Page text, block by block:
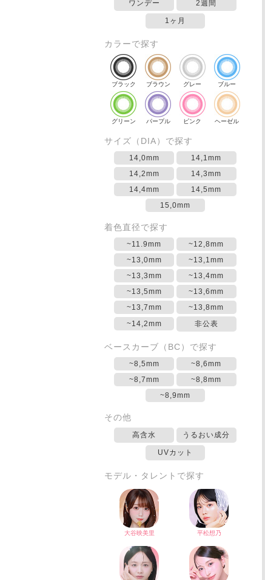
ワンデー 2週間
1ヶ月
カラーで探す
ブラック ブラウン グレー ブルー
グリーン パープル ピンク ヘーゼル
サイズ（DIA）で探す
14,0mm
14,1mm
14,2mm
14,3mm
14,4mm
14,5mm
15,0mm
着色直径で探す
~11.9mm
~12,8mm
~13,0mm
~13,1mm
~13,3mm
~13,4mm
~13,5mm
~13,6mm
~13,7mm
~13,8mm
~14,2mm
非公表
ベースカーブ（BC）で探す
~8,5mm
~8,6mm
~8,7mm
~8,8mm
~8,9mm
その他
高含水 うるおい成分
UVカット
モデル・タレントで探す